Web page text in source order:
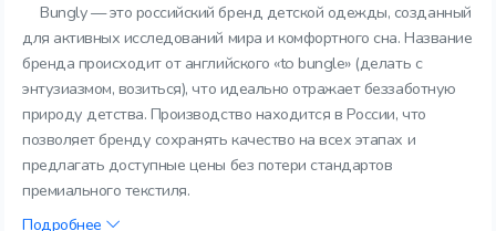
Bungly — это российский бренд детской одежды, созданный
для активных исследований мира и комфортного сна. Название
бренда происходит от английского «to bungle» (делать с
энтузиазмом, возиться), что идеально отражает беззаботную
природу детства. Производство находится в России, что
позволяет бренду сохранять качество на всех этапах и
предлагать доступные цены без потери стандартов
премиального текстиля.
Подробнее